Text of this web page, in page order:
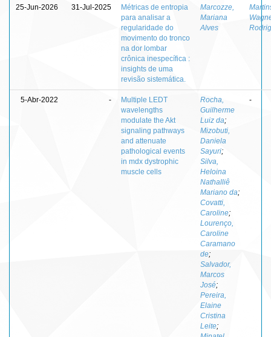
25-Jun-2026 31-Jul-2025
Métricas de entropia
para analisar a
regularidade do
movimento do tronco
na dor lombar
crônica inespecífica :
insights de uma
revisão sistemática.
Marcozze,
Mariana
Alves
5-Abr-2022 -
Multiple LEDT
wavelengths
modulate the Akt
signaling pathways
and attenuate
pathological events
in mdx dystrophic
muscle cells
Rocha,
Guilherme
Luiz da;
Mizobuti,
Daniela
Sayuri;
Silva,
Heloina
Nathalliê
Mariano da;
Covatti,
Caroline;
Lourenço,
Caroline
Caramano
de;
Salvador,
Marcos
José;
Pereira,
Elaine
Cristina
Leite;
-